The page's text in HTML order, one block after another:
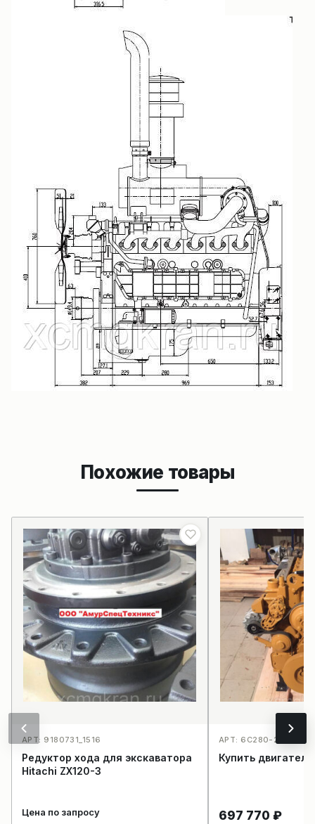
Похожие товары
АРТ: 9180731_1516
Редуктор хода для экскаватора
Hitachi ZX120-3
Цена по запросу
АРТ: 6C280-2_G4
Купить
697 770 ₽